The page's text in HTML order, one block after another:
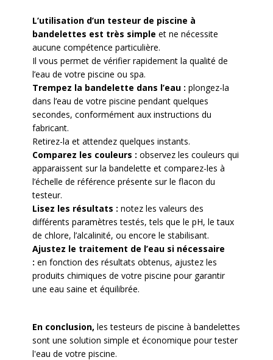
L’utilisation d’un testeur de piscine à
bandelettes est très simple et ne nécessite
aucune compétence particulière.
Il vous permet de vérifier rapidement la qualité de
l’eau de votre piscine ou spa.
Trempez la bandelette dans l’eau : plongez-la
dans l’eau de votre piscine pendant quelques
secondes, conformément aux instructions du
fabricant.
Retirez-la et attendez quelques instants.
Comparez les couleurs : observez les couleurs qui
apparaissent sur la bandelette et comparez-les à
l’échelle de référence présente sur le flacon du
testeur.
Lisez les résultats : notez les valeurs des
différents paramètres testés, tels que le pH, le taux
de chlore, l’alcalinité, ou encore le stabilisant.
Ajustez le traitement de l’eau si nécessaire
: en fonction des résultats obtenus, ajustez les
produits chimiques de votre piscine pour garantir
une eau saine et équilibrée.
En conclusion, les testeurs de piscine à bandelettes
sont une solution simple et économique pour tester
l'eau de votre piscine.